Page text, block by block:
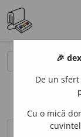
sinteza
🎉
De un
Cu o mică